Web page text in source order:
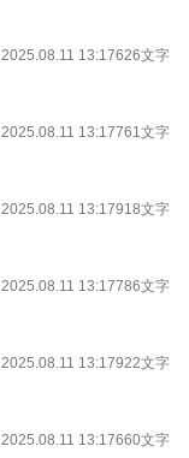
2025.08.11 13:17626文字
2025.08.11 13:17761文字
2025.08.11 13:17918文字
2025.08.11 13:17786文字
2025.08.11 13:17922文字
2025.08.11 13:17660文字